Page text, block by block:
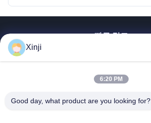
빠른 링크
우리에 대해
Xinji
6:20 PM
Good day, what product are you looking for?